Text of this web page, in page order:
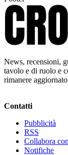
News, recensioni,
tavolo e di ruolo e
rimanere
Contatti
Pubblicità
RSS
Collabora
Notifiche